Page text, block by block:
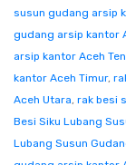
susun gudang arsip
gudang arsip kantor
arsip kantor Aceh
kantor Aceh Timur,
Aceh Utara, rak besi
Besi Siku Lubang
Lubang Susun